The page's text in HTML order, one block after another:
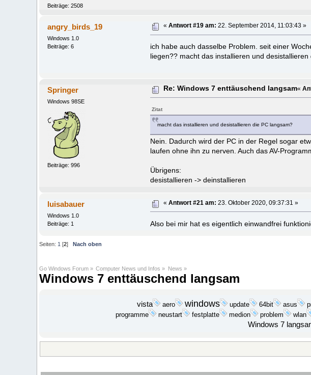
Beiträge: 2508
angry_birds_19
Windows 1.0
Beiträge: 6
«Antwort #19 am: 22. September 2014, 11:03:43 »
ich habe auch dasselbe Problem. seit einer
liegen?? macht das installieren und
Springer
Windows 98SE
Beiträge: 996
Re: Windows 7 enttäuschend langsam«
Zitat
macht das installieren und desistallieren die PC langsam?
Nein. Dadurch wird der PC in der Regel sogar
laufen ohne ihn zu nerven. Auch das AV-
Übrigens:
desistallieren -> deinstallieren
luisabauer
Windows 1.0
Beiträge: 1
«Antwort #21 am: 23. Oktober 2020, 09:37:31 »
Also bei mir hat es eigentlich einwandfrei
Seiten: 1 [2] Nach oben
Go Windows Forum » Computer News und Infos » News »
Windows 7 enttäuschend langsam
vista aero windows update 64bit asus
programme
neustart festplatte medion problem wlan
Windows 7